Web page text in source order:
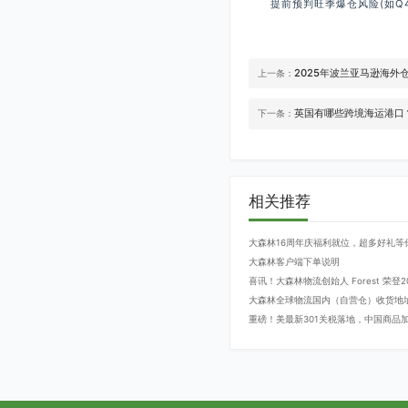
提前预判旺季爆仓风险(如
上一条： 2025年波兰亚马逊海外
下一条：英国有哪些跨境海运港
相关推荐
大森林16周年庆福利就位，超多好礼等
大森林客户端下单说明
喜讯！大森林物流创始人 Forest 荣登
大森林全球物流国内（自营仓）收货地
重磅！美最新301关税落地，中国商品